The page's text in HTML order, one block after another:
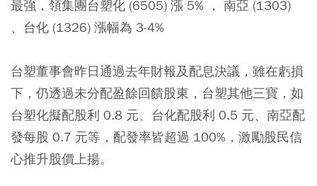
最強，領集團台塑化 (6505) 漲 5% ， 南亞 (1303)
、台化 (1326) 漲幅為 3-4%
台塑董事會昨日通過去年財報及配息決議，雖在虧損
下，仍透過未分配盈餘回饋股東，台塑其他三寶，如
台塑化擬配股利 0.8 元、台化配股利 0.5 元、南亞配
發每股 0.7 元等，配發率皆超過 100%，激勵股民信
心推升股價上揚。